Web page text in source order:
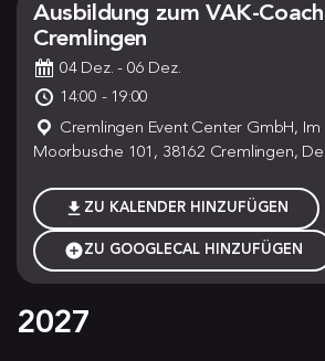
Ausbildung zum VAK-
Cremlingen
04 Dez.- 06 Dez.
14:00 - 19:00
Cremlingen Event Center GmbH, Im
Moorbusche 101, 38162 Cremlingen,
ZU KALENDER HINZUFÜGEN
ZU GOOGLECAL HINZUFÜGEN
2027